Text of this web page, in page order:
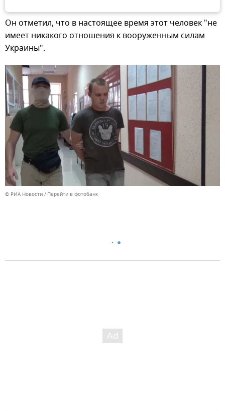
Он отметил, что в настоящее время этот человек "не
имеет никакого отношения к вооруженным силам
Украины".
© РИА Новости Перейти в фотобанк